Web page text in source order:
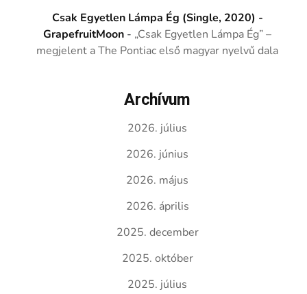
Csak Egyetlen Lámpa Ég (Single, 2020) -
GrapefruitMoon - „Csak Egyetlen Lámpa Ég” –
megjelent a The Pontiac első magyar nyelvű dala
Archívum
2026. július
2026. június
2026. május
2026. április
2025. december
2025. október
2025. július